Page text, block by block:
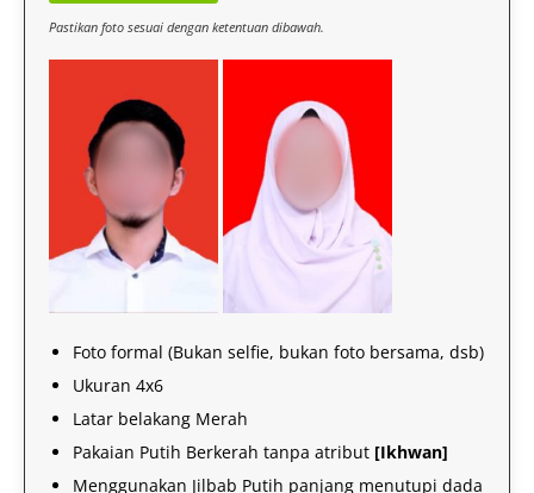
Pastikan foto sesuai dengan ketentuan dibawah.
Foto formal (Bukan selfie, bukan foto bersama, dsb)
Ukuran 4x6
Latar belakang Merah
Pakaian Putih Berkerah tanpa atribut [Ikhwan]
Menggunakan Jilbab Putih panjang menutupi dada